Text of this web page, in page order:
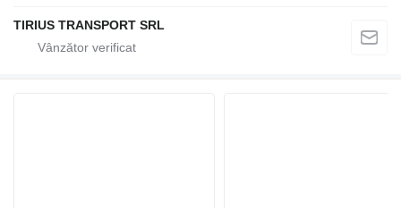
TIRIUS TRANSPORT SRL